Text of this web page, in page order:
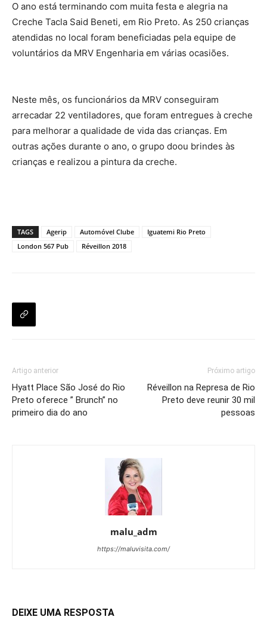
O ano está terminando com muita festa e alegria na
Creche Tacla Said Beneti, em Rio Preto. As 250 crianças
atendidas no local foram beneficiadas pela equipe de
voluntários da MRV Engenharia em várias ocasiões.
Neste mês, os funcionários da MRV conseguiram
arrecadar 22 ventiladores, que foram entregues à creche
para melhorar a qualidade de vida das crianças. Em
outras ações durante o ano, o grupo doou brindes às
crianças e realizou a pintura da creche.
TAGS Agerip Automóvel Clube
Iguatemi Rio Preto
London 567 Pub
Réveillon 2018
Artigo anterior
Hyatt Place São José do Rio
Preto oferece ” Brunch” no
primeiro dia do ano
Próximo artigo
Réveillon na Represa de Rio
Preto deve reunir 30 mil
pessoas
malu_adm
https://maluvisita.com/
DEIXE UMA RESPOSTA